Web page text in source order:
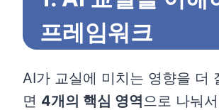
프레임워크
AI가 교실에 미치는 영향을 더
면 4개의 핵심 영역으로 나눠